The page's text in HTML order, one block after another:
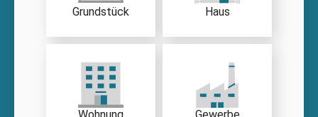
Grundstück Haus